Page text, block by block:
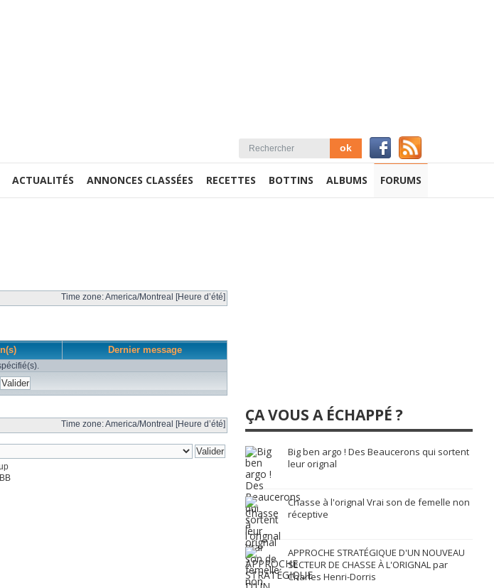
ACTUALITÉS ANNONCES CLASSÉES RECETTES BOTTINS ALBUMS FORUMS
Time zone: America/Montreal [Heure d’été]
Dernier message
Time zone: America/Montreal [Heure d’été] ÇA VOUS A ÉCHAPPÉ ?
Big ben argo ! Des Beaucerons qui sortent
leur orignal
Chasse à l'orignal Vrai son de femelle non
réceptive
APPROCHE STRATÉGIQUE D'UN NOUVEAU
SECTEUR DE CHASSE À L'ORIGNAL par
Charles Henri-Dorris